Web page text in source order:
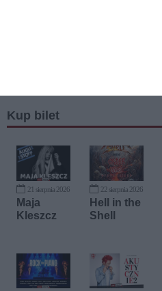
Kup bilet
21 sierpnia 2026
Maja
Kleszcz
22 sierpnia 2026
Hell in the
Shell